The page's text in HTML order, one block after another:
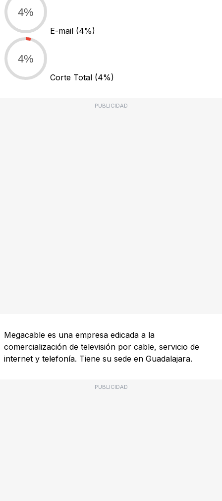
4%
E-mail (4%)
4%
Corte Total (4%)
PUBLICIDAD
Megacable es una empresa edicada a la
comercialización de televisión por cable, servicio de
internet y telefonía. Tiene su sede en Guadalajara.
PUBLICIDAD